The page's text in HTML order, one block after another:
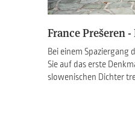
France Prešeren
Bei einem Spaziergang
Sie auf das erste
slowenischen Dichter